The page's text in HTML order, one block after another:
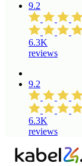
9.2
6.3K
reviews
9.2
6.3K
reviews